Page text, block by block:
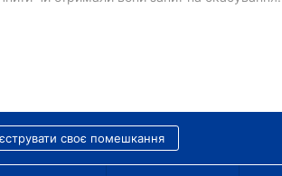
своє помешкання